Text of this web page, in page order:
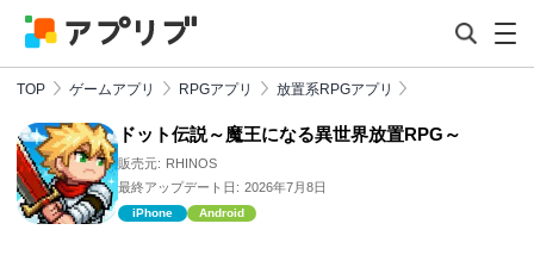
TOP ゲームアプリ RPGアプリ 放置系RPGアプリ
ドット伝説～魔王になる異世界放置RPG～
販売元: RHINOS
最終アップデート日: 2026年7月8日
iPhone Android